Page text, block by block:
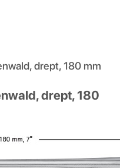
drept, 180 mm
drept, 180